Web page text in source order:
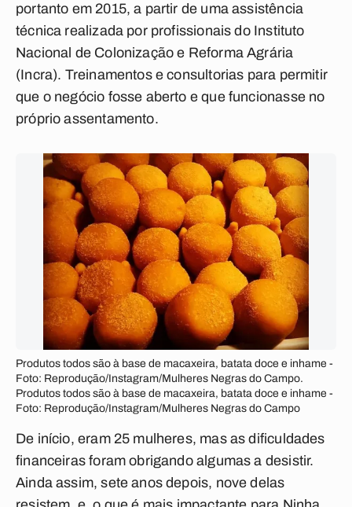
portanto em 2015, a partir de uma assistência
técnica realizada por profissionais do Instituto
Nacional de Colonização e Reforma Agrária
(Incra). Treinamentos e consultorias para permitir
que o negócio fosse aberto e que funcionasse no
próprio assentamento.
Produtos todos são à base de macaxeira, batata doce e inhame -
Foto: Reprodução/Instagram/Mulheres Negras do Campo.
Produtos todos são à base de macaxeira, batata doce e inhame -
Foto: Reprodução/Instagram/Mulheres Negras do Campo
De início, eram 25 mulheres, mas as dificuldades
financeiras foram obrigando algumas a desistir.
Ainda assim, sete anos depois, nove delas